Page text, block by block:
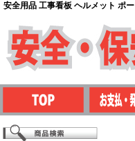
安全用品 工事看板 ヘルメット ポ